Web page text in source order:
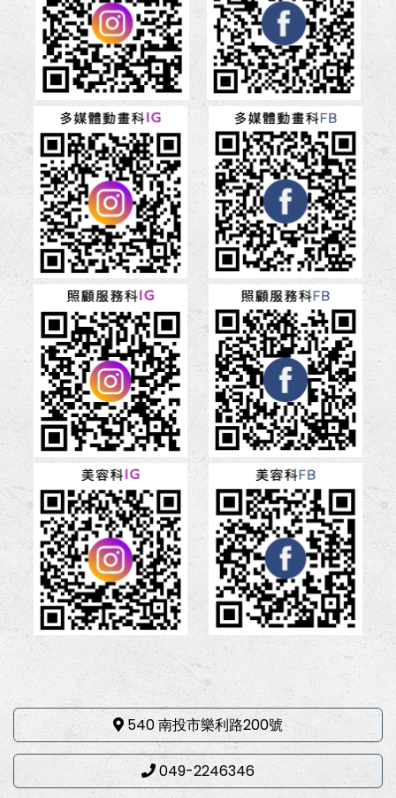
540 南投市樂利路200號
049-2246346